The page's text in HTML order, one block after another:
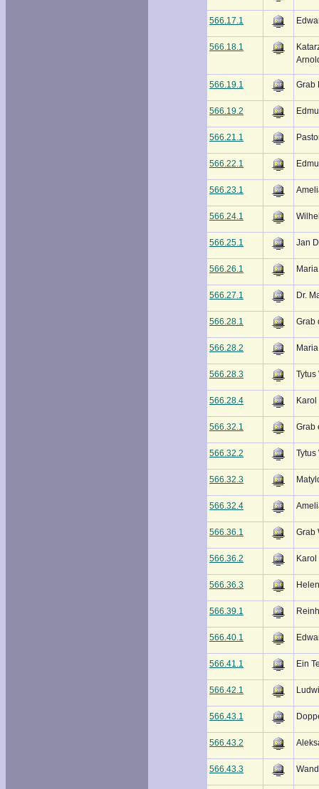
566.17.1
566.18.1
566.19.1 Grab
566.19.2
566.21.1
566.22.1
566.23.1
566.24.1
566.25.1 Jan
566.26.1
566.27.1 Dr.
566.28.1 Grab
566.28.2
566.28.3 Tytus
566.28.4 Karol
566.32.1 Grab
566.32.2 Tytus
566.32.3
566.32.4
566.36.1 Grab
566.36.2 Karol
566.36.3
566.39.1
566.40.1
566.41.1 Ein
566.42.1
566.43.1
566.43.2
566.43.3